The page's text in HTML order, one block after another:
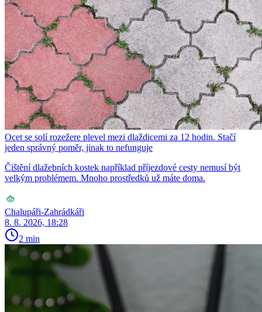
Ocet se solí rozežere plevel mezi dlaždicemi za 12 hodin. Stačí
jeden správný poměr, jinak to nefunguje
Čištění dlažebních kostek například příjezdové cesty nemusí být
velkým problémem. Mnoho prostředků už máte doma.
Chalupáři-Zahrádkáři
8. 8. 2026, 18:28
2 min